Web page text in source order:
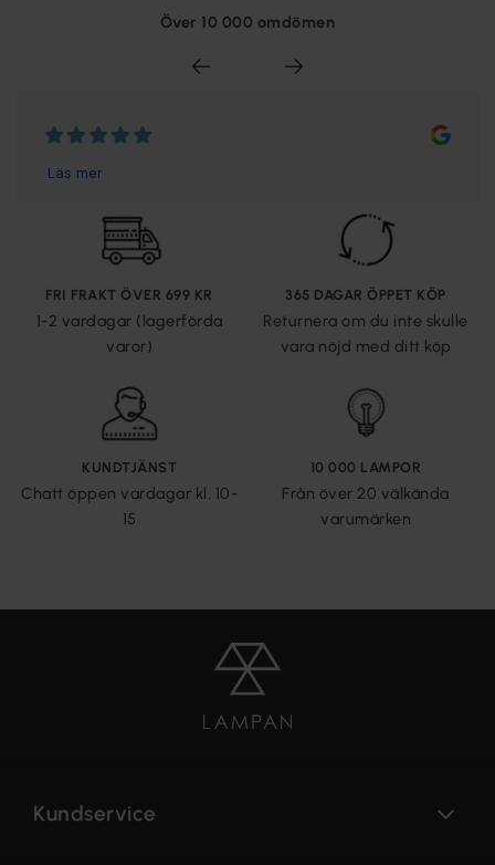
Över 10 000 omdömen
FRI FRAKT ÖVER 699 KR
1-2 vardagar (lagerförda
varor)
365 DAGAR ÖPPET KÖP
Returnera om du inte skulle
vara nöjd med ditt köp
KUNDTJÄNST
Chatt öppen vardagar kl. 10-
15
10 000 LAMPOR
Från över 20 välkända
varumärken
Kundservice